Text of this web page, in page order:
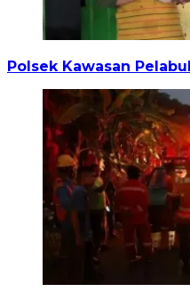
Polsek Kawasan